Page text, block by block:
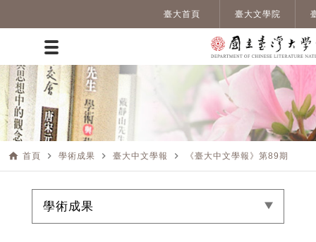
臺大首頁 臺大文學院
home 首頁 navigate_next 學術成果 navigate_next 臺大中文學報 navigate_next 《臺大中文學報》第89期
學術成果